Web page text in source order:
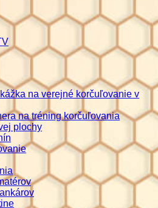
na verejné korčuľovanie v
na tréning korčuľovania
plochy